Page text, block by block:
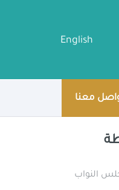
English
معنا
النواب